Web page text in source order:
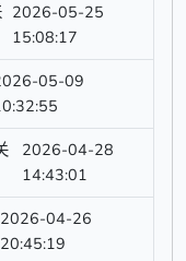
2026-05-25
15:08:17
05-09
2026-04-28
14:43:01
2026-04-26
20:45:19